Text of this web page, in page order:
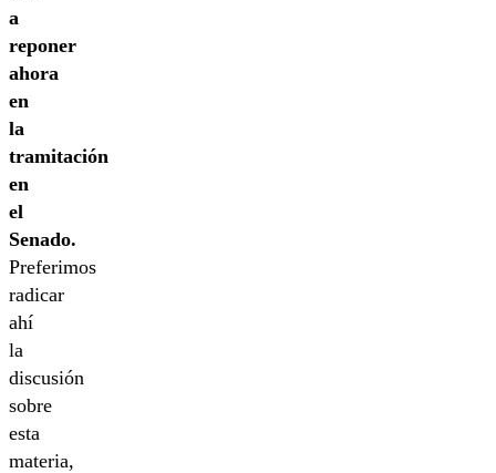
a
reponer
ahora
en
la
tramitación
en
el
Senado.
Preferimos
radicar
ahí
la
discusión
sobre
esta
materia,